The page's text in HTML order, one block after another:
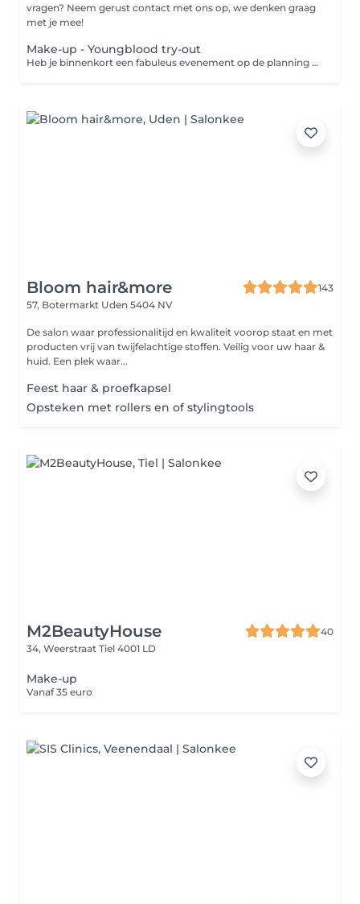
vragen? Neem gerust contact met ons op, we denken graag
met je mee!
Make-up - Youngblood try-out
Heb je binnenkort een fabuleus evenement op de planning staan waarvoor jij wil stralen of ben je benieuwd wat professionele make-up voor je kan doen? Gun jezelf onze YoungBlood make-up! Dankzij de 100% minerale samenstelling is onze make-up zelfs GOED voor je huid. Daarnaast zorgt de unieke hoogte van de pigmenten ervoor dat je heel weinig nodig hebt, waardoor je vrijwel eindeloos met jouw producten kan doen en blijft het fenomenaal zitten. Het is toch hemels!
Bloom hair&more
143
57, Botermarkt Uden 5404 NV
De salon waar professionalitijd en kwaliteit voorop staat en met
producten vrij van twijfelachtige stoffen. Veilig voor uw haar &
huid. Een plek waar...
Feest haar & proefkapsel
Opsteken met rollers en of stylingtools
M2BeautyHouse
40
34, Weerstraat Tiel 4001 LD
Make-up
Vanaf 35 euro